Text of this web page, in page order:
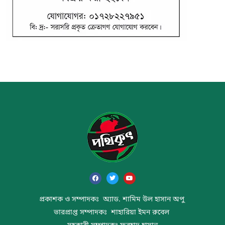
প্রকাশক ও সম্পাদকঃ অ্যাড. শামিম উল হাসান অপু
ভারপ্রাপ্ত সম্পাদকঃ শাহারিয়া ইমন রুবেল